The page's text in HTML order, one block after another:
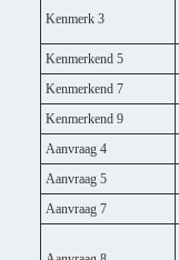
Kenmerk 3
Kenmerkend 5
Kenmerkend 7
Kenmerkend 9
Aanvraag 4
Aanvraag 5
Aanvraag 7